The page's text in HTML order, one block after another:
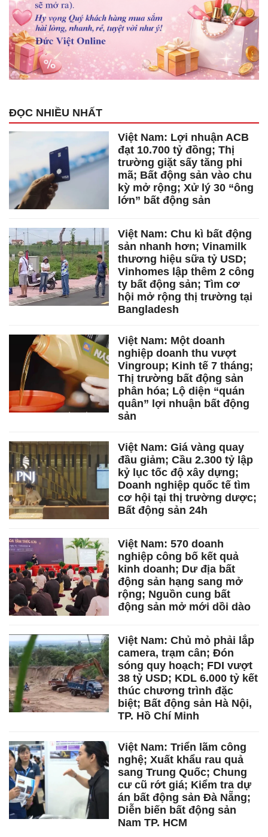
ĐỌC NHIỀU NHẤT
Việt Nam: Lợi nhuận ACB
đạt 10.700 tỷ đồng; Thị
trường giặt sấy tăng phi
mã; Bất động sản vào chu
kỳ mở rộng; Xử lý 30 “ông
lớn” bất động sản
Việt Nam: Chu kì bất động
sản nhanh hơn; Vinamilk
thương hiệu sữa tỷ USD;
Vinhomes lập thêm 2 công
ty bất động sản; Tìm cơ
hội mở rộng thị trường tại
Bangladesh
Việt Nam: Một doanh
nghiệp doanh thu vượt
Vingroup; Kinh tế 7 tháng;
Thị trường bất động sản
phân hóa; Lộ diện “quán
quân” lợi nhuận bất động
sản
Việt Nam: Giá vàng quay
đầu giảm; Cầu 2.300 tỷ lập
kỷ lục tốc độ xây dựng;
Doanh nghiệp quốc tế tìm
cơ hội tại thị trường dược;
Bất động sản 24h
Việt Nam: 570 doanh
nghiệp công bố kết quả
kinh doanh; Dư địa bất
động sản hạng sang mở
rộng; Nguồn cung bất
động sản mở mới dồi dào
Việt Nam: Chủ mỏ phải lắp
camera, trạm cân; Đón
sóng quy hoạch; FDI vượt
38 tỷ USD; KDL 6.000 tỷ kết
thúc chương trình đặc
biệt; Bất động sản Hà Nội,
TP. Hồ Chí Minh
Việt Nam: Triển lãm công
nghệ; Xuất khẩu rau quả
sang Trung Quốc; Chung
cư cũ rớt giá; Kiểm tra dự
án bất động sản Đà Nẵng;
Diễn biến bất động sản
Nam TP. HCM